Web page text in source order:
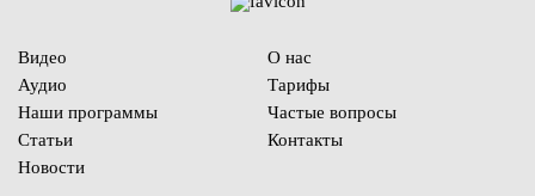
Видео
Аудио
Наши программы
Статьи
Новости
О нас
Тарифы
Частые вопросы
Контакты